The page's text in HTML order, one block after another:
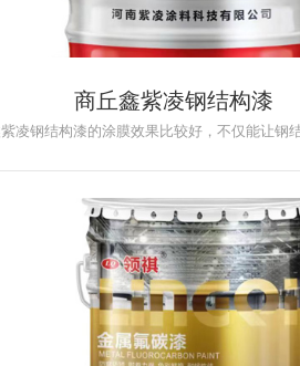
商丘鑫紫凌钢结构漆